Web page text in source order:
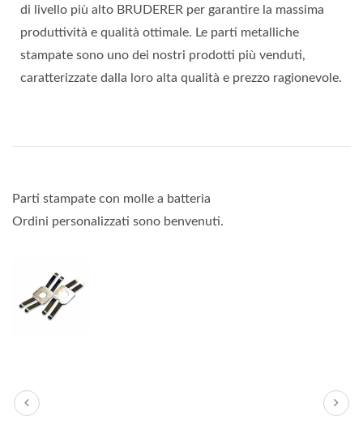
di livello più alto BRUDERER per garantire la massima
produttività e qualità ottimale. Le parti metalliche
stampate sono uno dei nostri prodotti più venduti,
caratterizzate dalla loro alta qualità e prezzo ragionevole.
Parti stampate con molle a batteria
Ordini personalizzati sono benvenuti.